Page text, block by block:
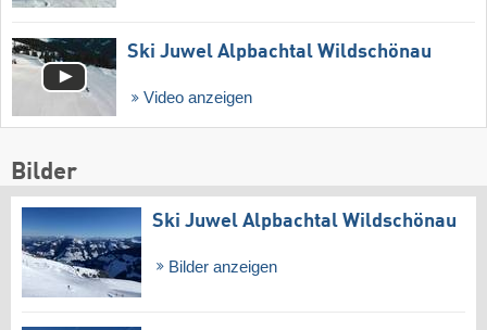
Ski Juwel Alpbachtal Wildschönau
Video anzeigen
Bilder
Ski Juwel Alpbachtal Wildschönau
Bilder anzeigen